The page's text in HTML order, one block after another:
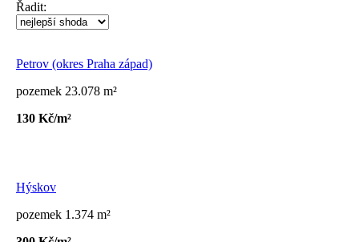
Řadit:
Petrov (okres Praha západ)
pozemek 23.078 m²
130 Kč/m²
Hýskov
pozemek 1.374 m²